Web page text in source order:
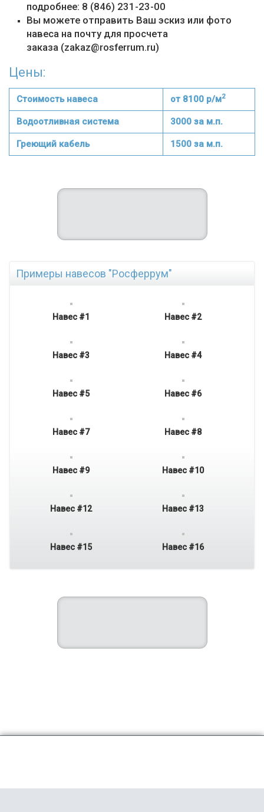
подробнее: 8 (846) 231-23-00
Вы можете отправить Ваш эскиз или фото
навеса на почту для просчета
заказа (zakaz@rosferrum.ru)
Цены:
Стоимость навеса от 8100 р/м2
Водоотливная система 3000 за м.п.
Греющий кабель 1500 за м.п.
Примеры навесов "Росферрум"
Навес #1 Навес #2
Навес #3 Навес #4
Навес #5 Навес #6
Навес #7 Навес #8
Навес #9 Навес #10
Навес #12 Навес #13
Навес #15 Навес #16